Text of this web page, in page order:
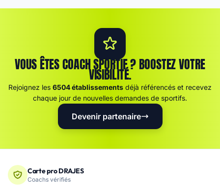
VOUS ÊTES COACH SPORTIF ? BOOSTEZ VOTRE
VISIBILITÉ.
Rejoignez les 6504 établissements déjà référencés et recevez
chaque jour de nouvelles demandes de sportifs.
Devenir partenaire
Carte pro DRAJES
Coachs vérifiés